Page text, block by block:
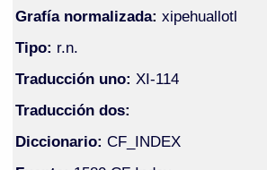
Grafía normalizada: xipehuallotl
Tipo: r.n.
Traducción uno: XI-114
Traducción dos:
Diccionario: CF_INDEX